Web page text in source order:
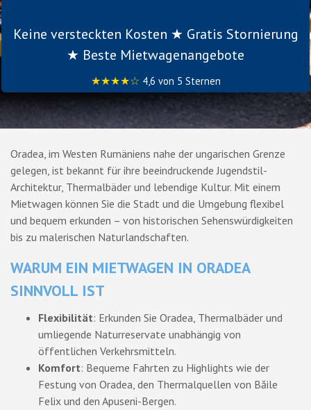
Keine versteckten Kosten ★ Gratis Stornierung
★ Beste Mietwagenangebote
★★★★☆ 4,6 von 5 Sternen
Oradea, im Westen Rumäniens nahe der ungarischen Grenze
gelegen, ist bekannt für ihre beeindruckende Jugendstil-
Architektur, Thermalbäder und lebendige Kultur. Mit einem
Mietwagen können Sie die Stadt und die Umgebung flexibel
und bequem erkunden – von historischen Sehenswürdigkeiten
bis zu malerischen Naturlandschaften.
WARUM EIN MIETWAGEN IN ORADEA
SINNVOLL IST
Flexibilität: Erkunden Sie Oradea, Thermalbäder und
umliegende Naturreservate unabhängig von
öffentlichen Verkehrsmitteln.
Komfort: Bequeme Fahrten zu Highlights wie der
Festung von Oradea, den Thermalquellen von Băile
Felix und den Apuseni-Bergen.